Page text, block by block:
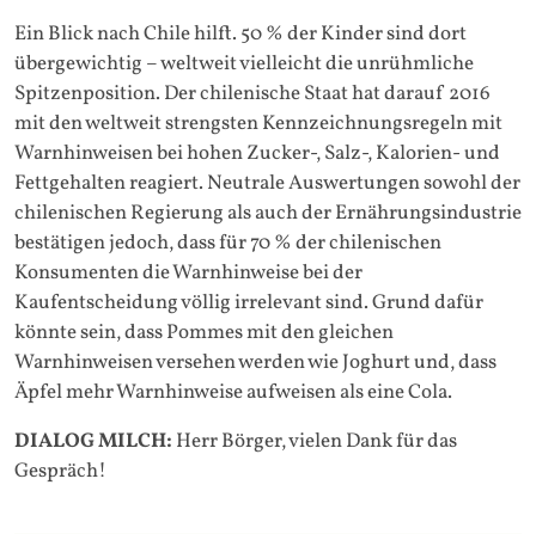
Ein Blick nach Chile hilft. 50 % der Kinder sind dort
übergewichtig – weltweit vielleicht die unrühmliche
Spitzenposition. Der chilenische Staat hat darauf 2016
mit den weltweit strengsten Kennzeichnungsregeln mit
Warnhinweisen bei hohen Zucker-, Salz-, Kalorien- und
Fettgehalten reagiert. Neutrale Auswertungen sowohl der
chilenischen Regierung als auch der Ernährungsindustrie
bestätigen jedoch, dass für 70 % der chilenischen
Konsumenten die Warnhinweise bei der
Kaufentscheidung völlig irrelevant sind. Grund dafür
könnte sein, dass Pommes mit den gleichen
Warnhinweisen versehen werden wie Joghurt und, dass
Äpfel mehr Warnhinweise aufweisen als eine Cola.
DIALOG MILCH: Herr Börger, vielen Dank für das
Gespräch!